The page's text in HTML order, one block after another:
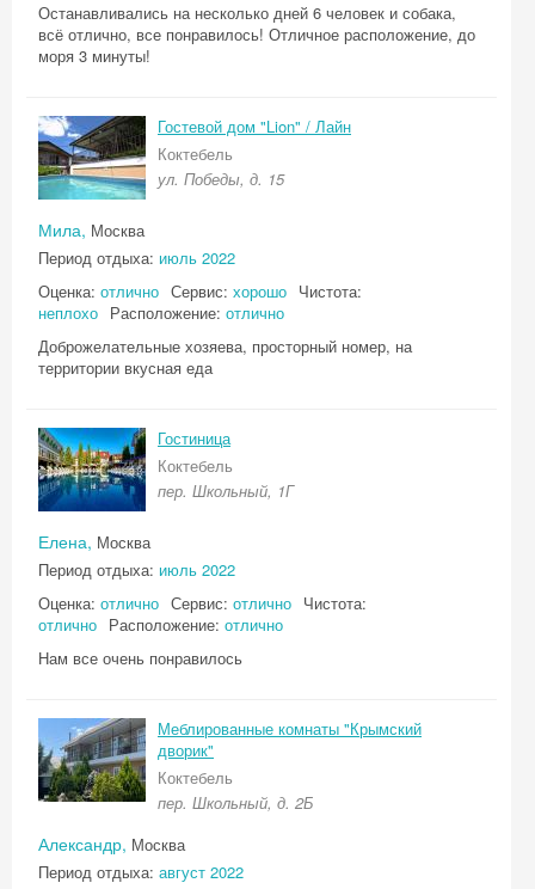
Останавливались на несколько дней 6 человек и собака,
всё отлично, все понравилось! Отличное расположение, до
моря 3 минуты!
Гостевой дом "Lion" / Лайн
Коктебель
ул. Победы, д. 15
Мила, Москва
Период отдыха: июль 2022
Оценка: отлично Сервис: хорошо Чистота:
неплохо Расположение: отлично
Доброжелательные хозяева, просторный номер, на
территории вкусная еда
Гостиница
Коктебель
пер. Школьный, 1Г
Елена, Москва
Период отдыха: июль 2022
Оценка: отлично Сервис: отлично Чистота:
отлично Расположение: отлично
Нам все очень понравилось
Меблированные комнаты "Крымский
дворик"
Коктебель
пер. Школьный, д. 2Б
Александр, Москва
Период отдыха: август 2022